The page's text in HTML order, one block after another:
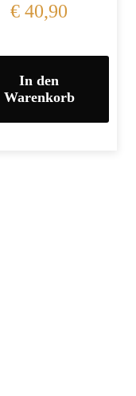
€ 40,90
In den
Warenkorb